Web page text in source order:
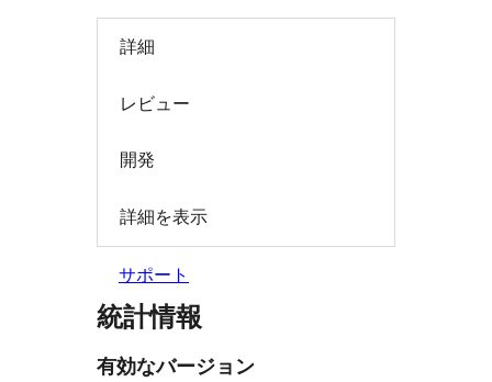
詳細
レビュー
開発
詳細を表示
サポート
統計情報
有効なバージョン